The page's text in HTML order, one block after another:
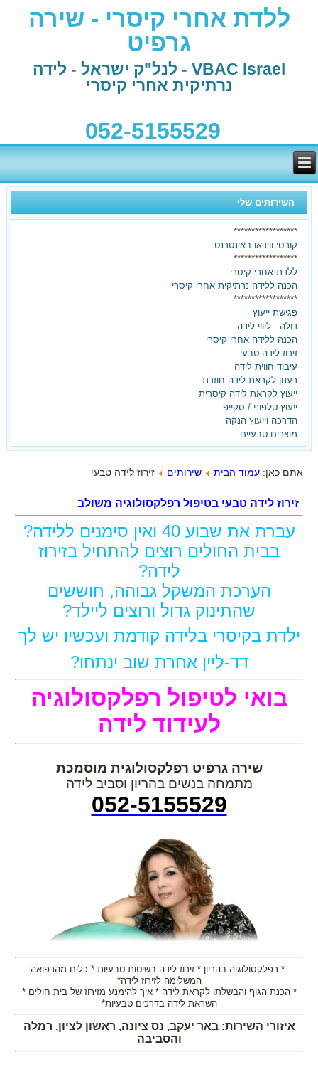
ללדת אחרי קיסרי - שירה
גרפיט
VBAC Israel - לנל"ק ישראל - לידה
נרתיקית אחרי קיסרי
052-5155529
השירותים שלי
******************
קורסי ווידאו באינטרנט
******************
ללדת אחרי קיסרי
הכנה ללידה נרתיקית אחרי קיסרי
******************
פגישת ייעוץ
דולה - ליווי לידה
הכנה ללידה אחרי קיסרי
זירוז לידה טבעי
עיבוד חווית לידה
רענון לקראת לידה חוזרת
ייעוץ לקראת לידה קיסרית
ייעוץ טלפוני / סקייפ
הדרכה וייעוץ הנקה
מוצרים טבעיים
אתם כאן:עמוד הבית שירותים זירוז לידה טבעי
זירוז לידה טבעי בטיפול רפלקסולוגיה משולב
עברת את שבוע 40 ואין סימנים ללידה?
בבית החולים רוצים להתחיל בזירוז
לידה?
הערכת המשקל גבוהה, חוששים
שהתינוק גדול ורוצים ליילד?
ילדת בקיסרי בלידה קודמת ועכשיו יש לך
דד-ליין אחרת שוב ינתחו?
בואי לטיפול רפלקסולוגיה
לעידוד לידה
שירה גרפיט רפלקסולוגית מוסמכת
מתמחה בנשים בהריון וסביב לידה
052-5155529
* רפלקסולוגיה בהריון * זירוז לידה בשיטות טבעיות * כלים מהרפואה
המשלימה לזירוז לידה*
* הכנת הגוף והבשלתו לקראת לידה * איך להימנע מזירוז של בית חולים *
השראת לידה בדרכים טבעיות*
איזורי השירות: באר יעקב, נס ציונה, ראשון לציון, רמלה
והסביבה
בלידה הקודמת ילדת בקיסרי
ועכשיו את רוצה אחרת?
הגעת למקום הנכון!
הצטרפי עכשיו לאתר וקבלי את
המדריך ללידה נרתיקית אחרי קיסרי -
בחינם!!!